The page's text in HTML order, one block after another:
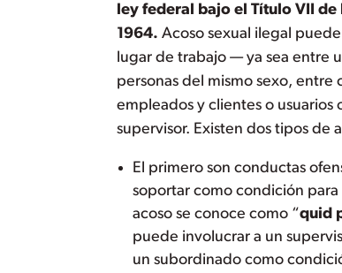
ley federal bajo el Título VII
1964. Acoso sexual ilegal
lugar de trabajo — ya sea entre
personas del mismo sexo,
empleados y clientes o usuarios
supervisor. Existen dos tipos de
El primero son conductas
soportar como condición
acoso se conoce como “quid
puede involucrar a un
un subordinado como